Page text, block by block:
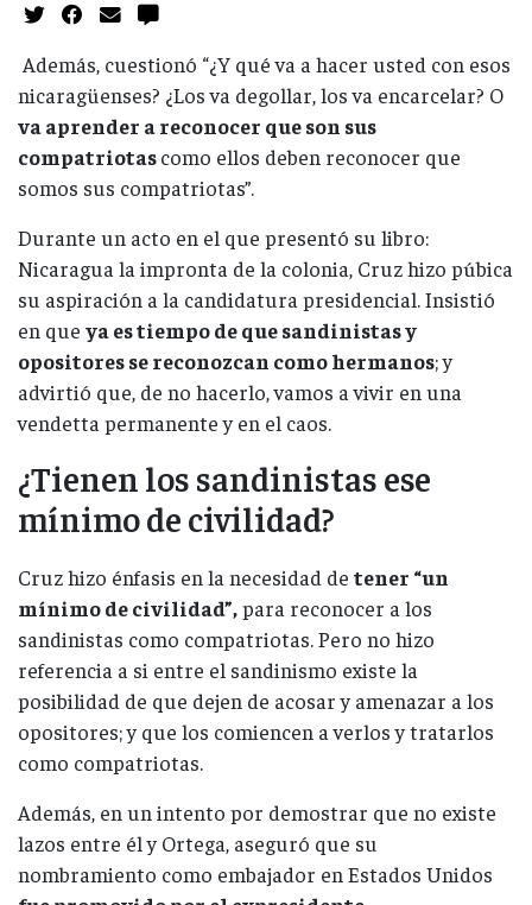
Además, cuestionó “¿Y qué va a hacer usted con esos
nicaragüenses? ¿Los va degollar, los va encarcelar? O
va aprender a reconocer que son sus
compatriotascomo ellos deben reconocer que
somos sus compatriotas”.
Durante un acto en el que presentó su libro:
Nicaragua la impronta de la colonia, Cruz hizo púbica
su aspiración a la candidatura presidencial. Insistió
en que ya es tiempo de que sandinistas y
opositores se reconozcan como hermanos; y
advirtió que, de no hacerlo, vamos a vivir en una
vendetta permanente y en el caos.
¿Tienen los sandinistas ese
mínimo de civilidad?
Cruz hizo énfasis en la necesidad de tener “un
mínimo de civilidad”,para reconocer a los
sandinistas como compatriotas. Pero no hizo
referencia a si entre el sandinismo existe la
posibilidad de que dejen de acosar y amenazar a los
opositores; y que los comiencen a verlos y tratarlos
como compatriotas.
Además, en un intento por demostrar que no existe
lazos entre él y Ortega, aseguró que su
nombramiento como embajador en Estados Unidos